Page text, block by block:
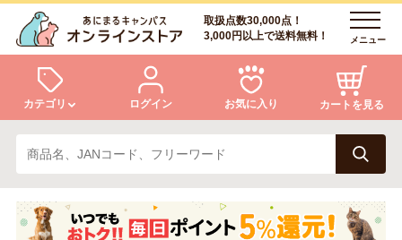
取扱点数30,000点！
3,000円以上で送料無料！
メニュー
カテゴリ
犬 猫
小動物・鳥 アクア・爬虫類・昆虫
ログイン お気に入り カートを見る
ログイン
会員登録